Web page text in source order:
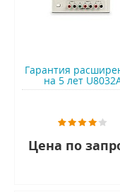
Гарантия
на 5 лет
Цена по